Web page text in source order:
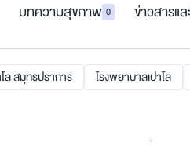
บทความสุขภาพ 0 ข่าวสารแ
โล สมุทรปราการ โรงพยาบาลเปาโล